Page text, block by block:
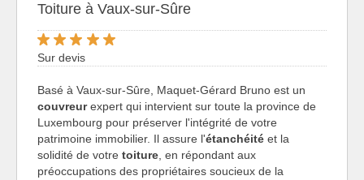
Toiture à Vaux-sur-Sûre
Sur devis
Basé à Vaux-sur-Sûre, Maquet-Gérard Bruno est un
couvreurexpert qui intervient sur toute la province de
Luxembourg pour préserver l'intégrité de votre
patrimoine immobilier. Il assure l'étanchéité et la
solidité de votre toiture , en répondant aux
préoccupations des propriétaires soucieux de la